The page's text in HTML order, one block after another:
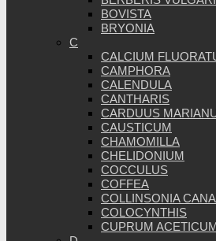
BOVISTA
BRYONIA
C
CALCIUM
CAMPHORA
CALENDULA
CANTHARIS
CARDUUS
CAUSTICUM
CHAMOMILLA
CHELIDONIUM
COCCULUS
COFFEA
COLLINSONIA
COLOCYNTHIS
CUPRUM